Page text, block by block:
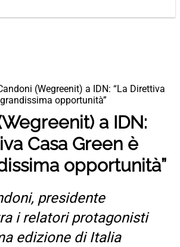
(Wegreenit) a IDN: “La Direttiva
opportunità”
a IDN:
Casa Green è
opportunità”
presidente
i relatori protagonisti
edizione di Italia